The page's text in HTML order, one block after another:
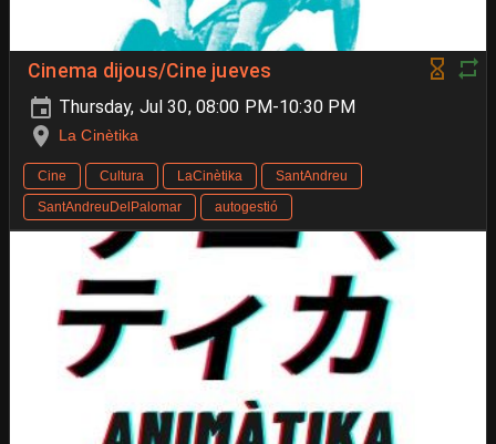
Cinema dijous/Cine jueves
Thursday, Jul 30, 08:00 PM-10:30 PM
La Cinètika
Cine Cultura LaCinètika
SantAndreu
SantAndreuDelPalomar
autogestió